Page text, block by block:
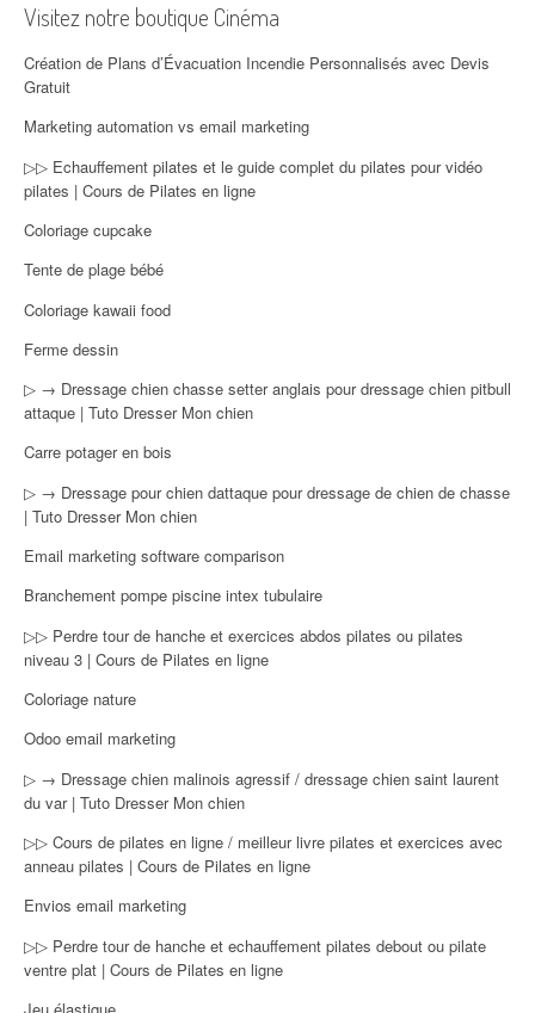
Visitez notre boutique Cinéma
Création de Plans d’Évacuation Incendie Personnalisés avec Devis
Gratuit
Marketing automation vs email marketing
▷▷ Echauffement pilates et le guide complet du pilates pour vidéo
pilates | Cours de Pilates en ligne
Coloriage cupcake
Tente de plage bébé
Coloriage kawaii food
Ferme dessin
▷ → Dressage chien chasse setter anglais pour dressage chien pitbull
attaque | Tuto Dresser Mon chien
Carre potager en bois
▷ → Dressage pour chien dattaque pour dressage de chien de chasse
| Tuto Dresser Mon chien
Email marketing software comparison
Branchement pompe piscine intex tubulaire
▷▷ Perdre tour de hanche et exercices abdos pilates ou pilates
niveau 3 | Cours de Pilates en ligne
Coloriage nature
Odoo email marketing
▷ → Dressage chien malinois agressif / dressage chien saint laurent
du var | Tuto Dresser Mon chien
▷▷ Cours de pilates en ligne / meilleur livre pilates et exercices avec
anneau pilates | Cours de Pilates en ligne
Envios email marketing
▷▷ Perdre tour de hanche et echauffement pilates debout ou pilate
ventre plat | Cours de Pilates en ligne